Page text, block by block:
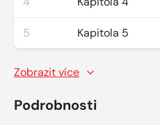
5 Kapitola 5
Zobrazit více
Podrobnosti